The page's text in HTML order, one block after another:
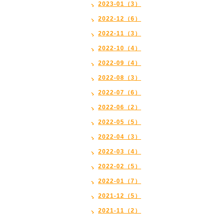
2023-01（3）
2022-12（6）
2022-11（3）
2022-10（4）
2022-09（4）
2022-08（3）
2022-07（6）
2022-06（2）
2022-05（5）
2022-04（3）
2022-03（4）
2022-02（5）
2022-01（7）
2021-12（5）
2021-11（2）